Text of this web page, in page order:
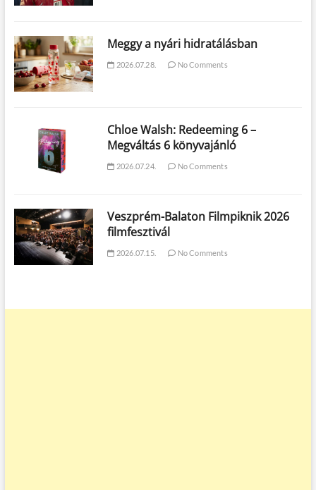
Meggy a nyári hidratálásban
2026.07.28. No Comments
Chloe Walsh: Redeeming 6 –
Megváltás 6 könyvajánló
2026.07.24. No Comments
Veszprém-Balaton Filmpiknik 2026
filmfesztivál
2026.07.15. No Comments